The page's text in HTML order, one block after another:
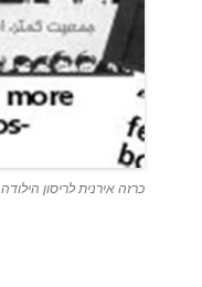
כרזה אירנית לריסון הילודה